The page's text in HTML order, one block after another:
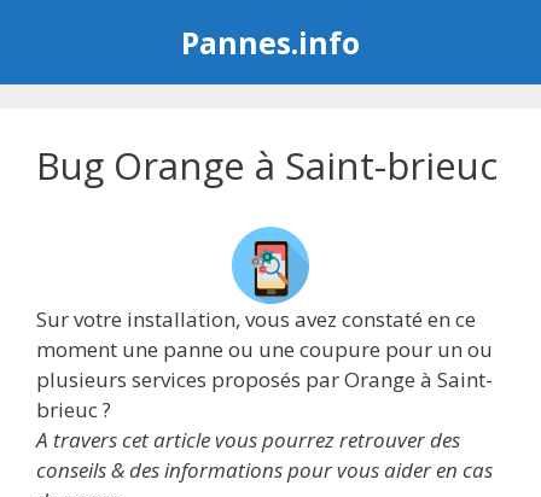
Pannes.info
Bug Orange à Saint-brieuc
Sur votre installation, vous avez constaté en ce
moment une panne ou une coupure pour un ou
plusieurs services proposés par Orange à Saint-
brieuc ?
A travers cet article vous pourrez retrouver des
conseils & des informations pour vous aider en cas